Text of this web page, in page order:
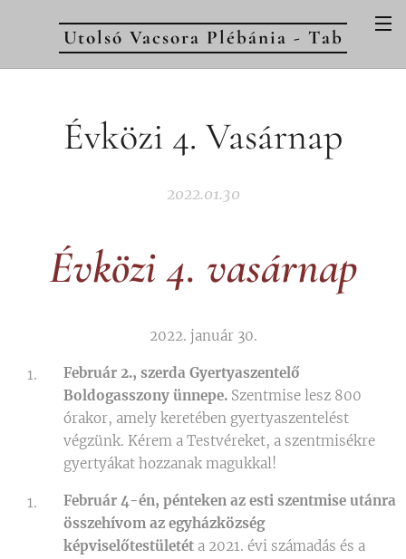
Utolsó Vacsora Plébánia - Tab
Évközi 4. Vasárnap
2022.01.30
Évközi 4. vasárnap
2022. január 30.
Február 2., szerda Gyertyaszentelő
Boldogasszony ünnepe. Szentmise lesz 800
órakor, amely keretében gyertyaszentelést
végzünk. Kérem a Testvéreket, a szentmisékre
gyertyákat hozzanak magukkal!
Február 4-én, pénteken az esti szentmise utánra
összehívom az egyházközség
képviselőtestületét a 2021. évi számadás és a